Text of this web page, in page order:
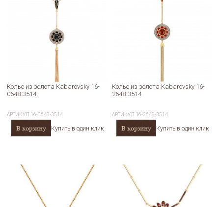
Колье из золота Kabarovsky 16-
0648-3514
АРТИКУЛ 16-0648-3514
В корзину Купить в один клик
Колье из золота Kabarovsky 16-
2648-3514
АРТИКУЛ 16-2648-3514
В корзину Купить в один клик